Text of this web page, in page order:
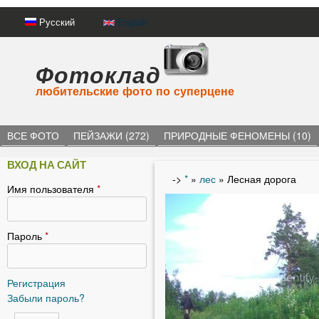
Русский English
Фотоклад
любительские фото по суперцене
ВСЕ ФОТО ПЕЙЗАЖИ (272) ПРИРОДНЫЕ ФЕНОМЕНЫ (10)
В
ы
з
д
е
с
-> *» лес» Лесная дорога
ВХОД НА САЙТ
Имя пользователя *
Пароль *
Регистрация
Забыли пароль?